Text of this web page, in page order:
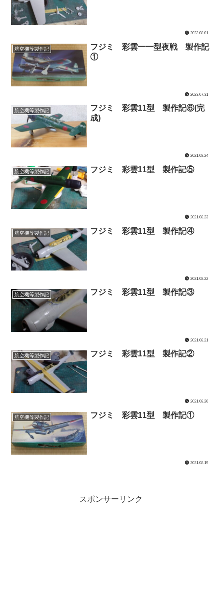
2023.08.01
航空機等製作記
フジミ 彩雲一一型夜戦 製作記
①
2023.07.31
航空機等製作記
フジミ 彩雲11型 製作記⑥(完
成)
2021.08.24
航空機等製作記 フジミ 彩雲11型 製作記⑤
2021.08.23
航空機等製作記 フジミ 彩雲11型 製作記④
2021.08.22
航空機等製作記 フジミ 彩雲11型 製作記③
2021.08.21
航空機等製作記 フジミ 彩雲11型 製作記②
2021.08.20
航空機等製作記 フジミ 彩雲11型 製作記①
2021.08.19
スポンサーリンク